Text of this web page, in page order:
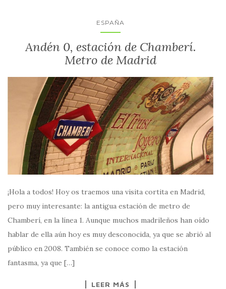
ESPAÑA
Andén 0, estación de Chamberí.
Metro de Madrid
¡Hola a todos! Hoy os traemos una visita cortita en Madrid,
pero muy interesante: la antigua estación de metro de
Chamberí, en la línea 1. Aunque muchos madrileños han oído
hablar de ella aún hoy es muy desconocida, ya que se abrió al
público en 2008. También se conoce como la estación
fantasma, ya que […]
LEER MÁS